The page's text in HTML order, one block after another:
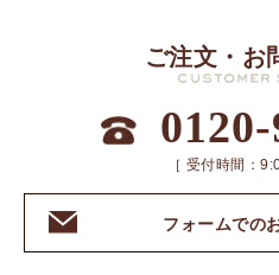
ご注文・お
［ 受付時間：
フォームでの